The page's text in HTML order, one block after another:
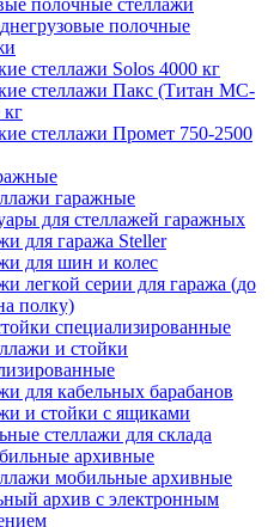
полочные стеллажи
полочные
стеллажи Solos 4000 кг
стеллажи Пакс (Титан МС-
стеллажи Промет 750-2500
гаражные
для стеллажей гаражных
для гаража Steller
для шин и колес
легкой серии для гаража (до
полку)
специализированные
и стойки
для кабельных барабанов
и стойки с ящиками
стеллажи для склада
архивные
мобильные архивные
архив с электронным